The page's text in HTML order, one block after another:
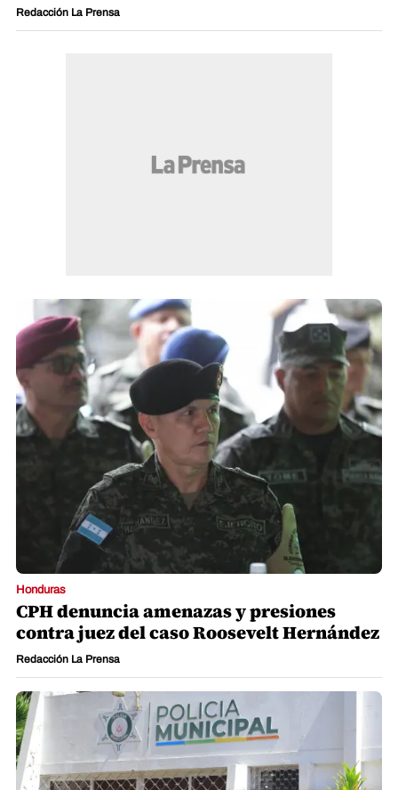
Redacción La Prensa
Honduras
CPH denuncia amenazas y presiones
contra juez del caso Roosevelt Hernández
Redacción La Prensa